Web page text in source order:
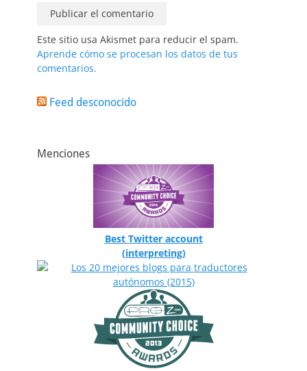
Este sitio usa Akismet para reducir el spam.
Aprende cómo se procesan los datos de tus
comentarios.
Feed desconocido
Menciones
Best Twitter account
(interpreting)